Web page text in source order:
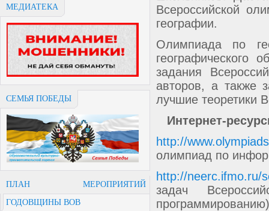
МЕДИАТЕКА
СЕМЬЯ ПОБЕДЫ
ПЛАН МЕРОПРИЯТИЙ
ГОДОВЩИНЫ ВОВ
Всероссийской
географии.
Олимпиада по
географического
задания
авторов, а также
лучшие теоретики
Интернет-
http://
олимпиад по
http://neerc.ifmo.ru/
задач